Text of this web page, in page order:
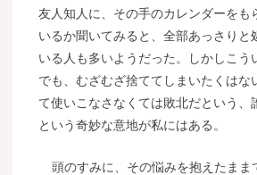
友人知人に、その手のカレンダーをも
いるか聞いてみると、全部あっさりと
いる人も多いようだった。しかしこう
でも、むざむざ捨ててしまいたくはな
て使いこなさなくては敗北だという、
という奇妙な意地が私にはある。
頭のすみに、その悩みを抱えたまま